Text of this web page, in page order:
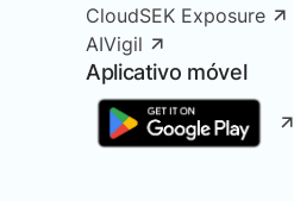
CloudSEK Exposure
AIVigil
Aplicativo móvel